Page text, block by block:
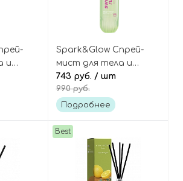
и
Spark&Glow Спрей-
мист для тела и
волос с экзотическим
ароматом, Sweet Rush
Velvet Haze Body Mist
743 руб. / шт
990 руб.
Подробнее
Best